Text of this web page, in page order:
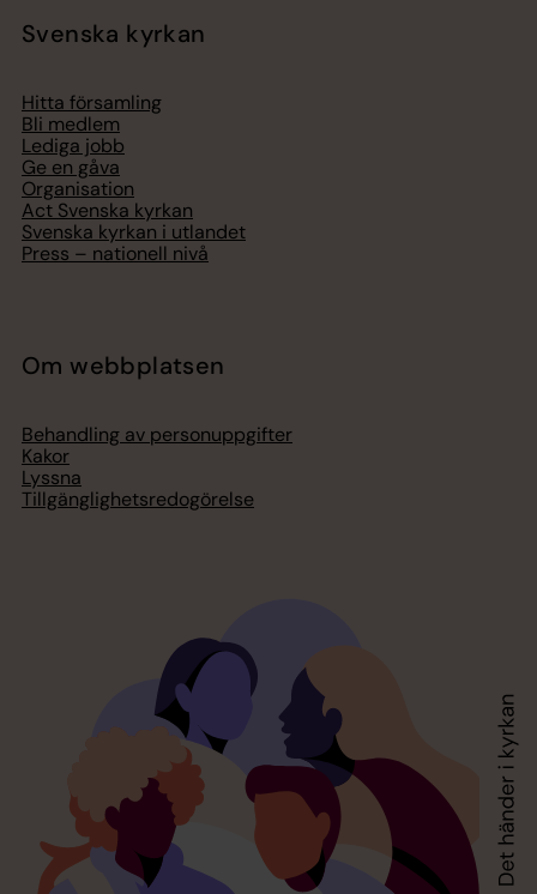
Svenska kyrkan
Hitta församling
Bli medlem
Lediga jobb
Ge en gåva
Organisation
Act Svenska kyrkan
Svenska kyrkan i utlandet
Press – nationell nivå
Om webbplatsen
Behandling av personuppgifter
Kakor
Lyssna
Tillgänglighetsredogörelse